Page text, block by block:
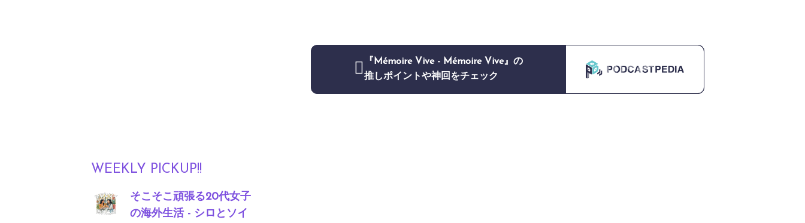
WEEKLY PICKUP!!
そこそこ頑張る20代女子
の海外生活 - シロとソイ
『Mémoire Vive - Mémoire Vive』の
推しポイントや神回をチェック